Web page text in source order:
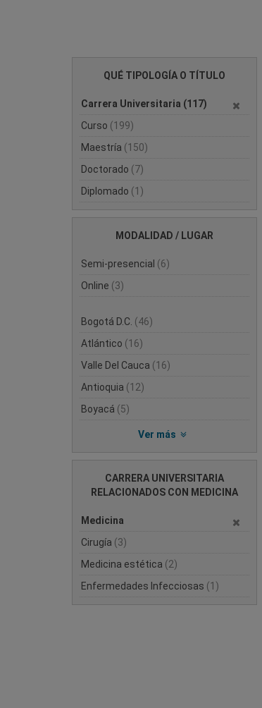
QUÉ TIPOLOGÍA O TÍTULO
Carrera Universitaria (117)
Curso (199)
Maestría (150)
Doctorado (7)
Diplomado (1)
MODALIDAD / LUGAR
Semi-presencial (6)
Online (3)
Bogotá D.C. (46)
Atlántico (16)
Valle Del Cauca (16)
Antioquia (12)
Boyacá (5)
Ver más
CARRERA UNIVERSITARIA
RELACIONADOS CON MEDICINA
Medicina
Cirugía (3)
Medicina estética (2)
Enfermedades Infecciosas (1)